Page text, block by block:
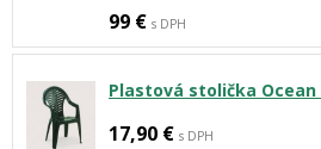
99 € s DPH
Plastová stolička
17,90 € s DPH